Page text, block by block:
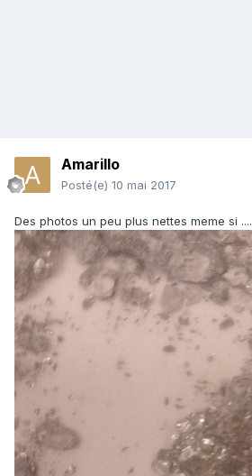
Amarillo
Posté(e) 10 mai 2017
Des photos un peu plus nettes meme si ....